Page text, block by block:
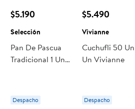
$5.190
Selección
Pan De Pascua
Tradicional 1 Un
Despacho
$5.490
Vivianne
Cuchufli 50 Un
Un Vivianne
Despacho